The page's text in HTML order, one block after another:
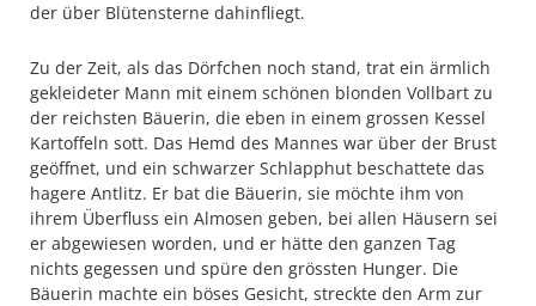
der über Blütensterne dahinfliegt.
Zu der Zeit, als das Dörfchen noch stand, trat ein ärmlich
ge­kleideter Mann mit einem schönen blonden Vollbart zu
der reich­sten Bäuerin, die eben in einem grossen Kessel
Kartoffeln sott. Das Hemd des Mannes war über der Brust
geöffnet, und ein schwarzer Schlapphut beschattete das
hagere Antlitz. Er bat die Bäuerin, sie möchte ihm von
ihrem Überfluss ein Almosen geben, bei allen Häu­sern sei
er abgewiesen worden, und er hätte den ganzen Tag
nichts gegessen und spüre den grössten Hunger. Die
Bäuerin machte ein böses Gesicht, streckte den Arm zur